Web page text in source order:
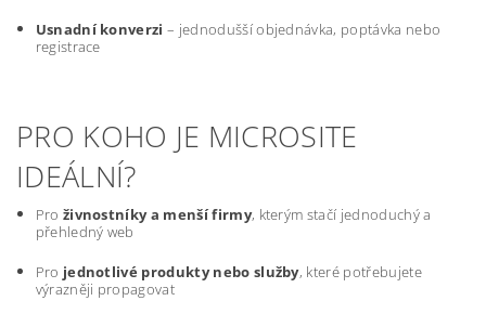
Usnadní konverzi – jednodušší objednávka, poptávka nebo
registrace
PRO KOHO JE MICROSITE
IDEÁLNÍ?
Pro živnostníky a menší firmy, kterým stačí jednoduchý a
přehledný web
Pro jednotlivé produkty nebo služby, které potřebujete
výrazněji propagovat